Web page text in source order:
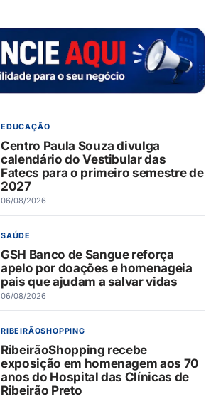
EDUCAÇÃO
Centro Paula Souza divulga
calendário do Vestibular das
Fatecs para o primeiro semestre de
2027
06/08/2026
SAÚDE
GSH Banco de Sangue reforça
apelo por doações e homenageia
pais que ajudam a salvar vidas
06/08/2026
RIBEIRÃOSHOPPING
RibeirãoShopping recebe
exposição em homenagem aos 70
anos do Hospital das Clínicas de
Ribeirão Preto